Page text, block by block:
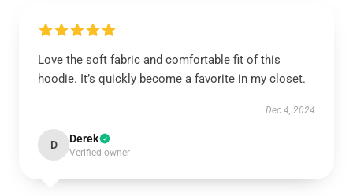
Love the soft fabric and comfortable fit of this
hoodie. It’s quickly become a favorite in my closet.
Dec 4, 2024
D Derek
Verified owner